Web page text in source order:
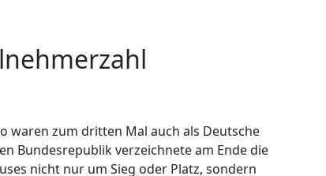
waren zum dritten Mal auch als Deutsche
Bundesrepublik verzeichnete am Ende die
nicht nur um Sieg oder Platz, sondern